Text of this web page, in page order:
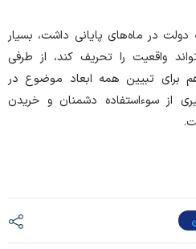
در ماه‌های پایانی داشت، بسیار
واقعیت را تحریف کند، از طرفی
برای تبیین همه ابعاد موضوع در
از سوءاستفاده دشمنان و خریدن